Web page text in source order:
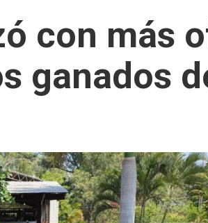
con más
ganados